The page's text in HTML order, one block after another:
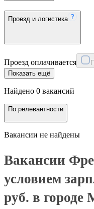
Проезд и логистика
Проезд оплачивается
Показать ещё
Найдено 0 вакансий
По релевантности
Вакансии не найдены
Вакансии
условием
руб. в городе